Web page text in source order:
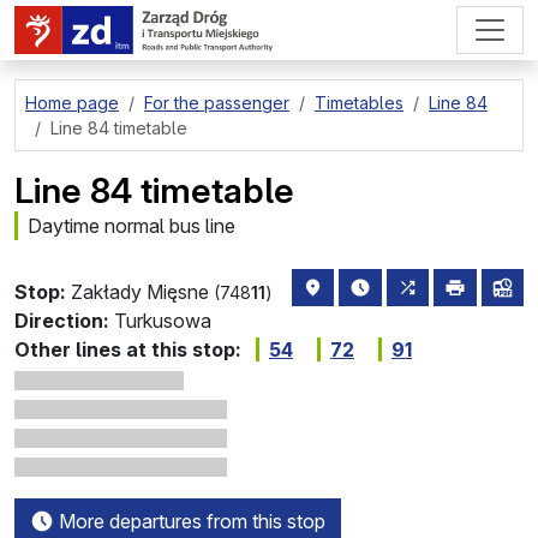
go to page content
Home page For the passenger Timetables
Line 84
Line 84 timetable
Line 84 timetable
Daytime normal bus line
Stop: Zakłady Mięsne (74811) stop location on the map
the nearest
all lines
print
Direction: Turkusowa
Other lines at this stop:
54 72 91
More departures from this stop